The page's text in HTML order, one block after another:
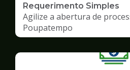
Requerimento Simples
Agilize a abertura de
Poupatempo